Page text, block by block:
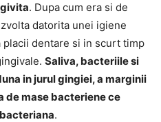
. Dupa cum era si de
datorita unei igiene
dentare si in scurt timp
Saliva, bacteriile si
in jurul gingiei, a marginii
de mase bacteriene ce
.